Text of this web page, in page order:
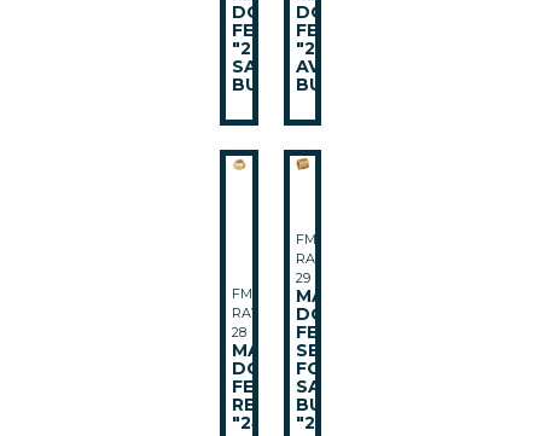
DOUBLE
FEMELLE
"272"
SANS
BUTEE
DOUBLE
FEMELLE
"270B"
AVEC
BUTEE
FMI-
RAV-
28
MANCHON
DOUBLE
FEMELLE
REDUIT
"240"
FMI-
RAV-
29
MANCHON
DOUBLE
FEMELLE
SERIE
FORTE
SANS
BUTEE
"270"